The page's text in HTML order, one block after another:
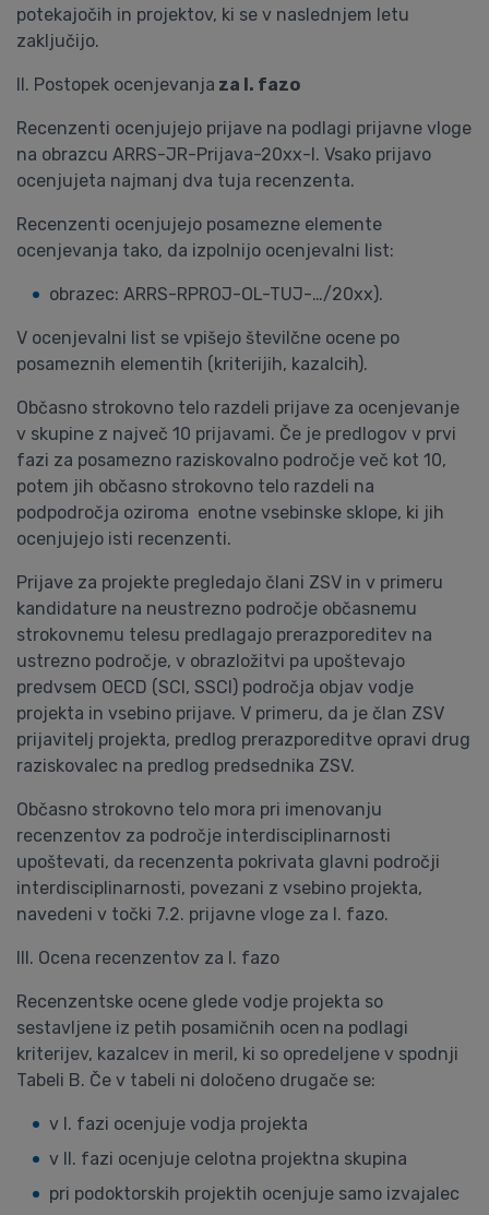
potekajočih in projektov, ki se v naslednjem letu
zaključijo.
II. Postopek ocenjevanja za I. fazo
Recenzenti ocenjujejo prijave na podlagi prijavne vloge
na obrazcu ARRS-JR-Prijava-20xx-I. Vsako prijavo
ocenjujeta najmanj dva tuja recenzenta.
Recenzenti ocenjujejo posamezne elemente
ocenjevanja tako, da izpolnijo ocenjevalni list:
obrazec: ARRS-RPROJ-OL-TUJ-…/20xx).
V ocenjevalni list se vpišejo številčne ocene po
posameznih elementih (kriterijih, kazalcih).
Občasno strokovno telo razdeli prijave za ocenjevanje
v skupine z največ 10 prijavami. Če je predlogov v prvi
fazi za posamezno raziskovalno področje več kot 10,
potem jih občasno strokovno telo razdeli na
podpodročja oziroma enotne vsebinske sklope, ki jih
ocenjujejo isti recenzenti.
Prijave za projekte pregledajo člani ZSV in v primeru
kandidature na neustrezno področje občasnemu
strokovnemu telesu predlagajo prerazporeditev na
ustrezno področje, v obrazložitvi pa upoštevajo
predvsem OECD (SCI, SSCI) področja objav vodje
projekta in vsebino prijave. V primeru, da je član ZSV
prijavitelj projekta, predlog prerazporeditve opravi drug
raziskovalec na predlog predsednika ZSV.
Občasno strokovno telo mora pri imenovanju
recenzentov za področje interdisciplinarnosti
upoštevati, da recenzenta pokrivata glavni področji
interdisciplinarnosti, povezani z vsebino projekta,
navedeni v točki 7.2. prijavne vloge za I. fazo.
III. Ocena recenzentov za I. fazo
Recenzentske ocene glede vodje projekta so
sestavljene iz petih posamičnih ocen na podlagi
kriterijev, kazalcev in meril, ki so opredeljene v spodnji
Tabeli B. Če v tabeli ni določeno drugače se:
v I. fazi ocenjuje vodja projekta
v II. fazi ocenjuje celotna projektna skupina
pri podoktorskih projektih ocenjuje samo izvajalec